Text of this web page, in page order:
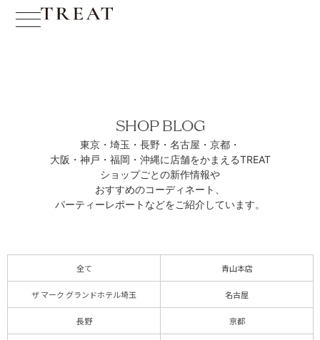
SHOP BLOG
東京・埼玉・長野・名古屋・京都・
大阪・神戸・福岡・沖縄に 店舗をかまえるTREAT
ショップごとの新作情報や
おすすめのコーディネート、
パーティーレポートなどをご紹介しています。
全て 青山本店
ザ マーク グランドホテル埼玉 名古屋
長野 京都